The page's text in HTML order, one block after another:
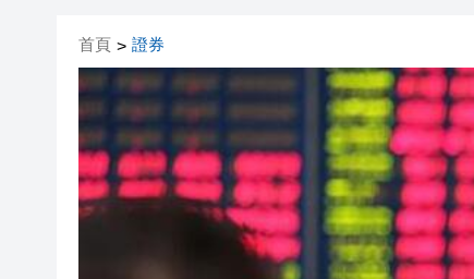
2025年海南儋州以舊換新帶動
山東26戶省屬國企去年合計
瀋陽鐵西校園閱讀活動解鎖
黎智英案｜吳良好：依法公
騰出更多時間專注做好宏福
首頁 > 證券